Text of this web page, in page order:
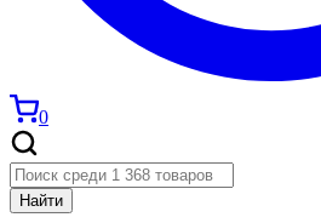
0
Найти